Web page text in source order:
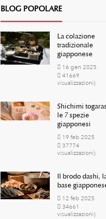
BLOG POPOLARE
La colazione
tradizionale
giapponese
16 gen 2025
41669
visualizzazioni)
Shichimi
le 7 spezie
giapponesi
19 feb 2025
37774
visualizzazioni)
Il brodo dashi,
base
12 feb 2025
34661
visualizzazioni)